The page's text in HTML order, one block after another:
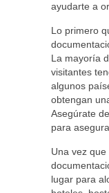
ayudarte a
Lo primero
La mayoría
visitantes
algunos
obtengan
Asegúrate
para
Una vez
lugar para